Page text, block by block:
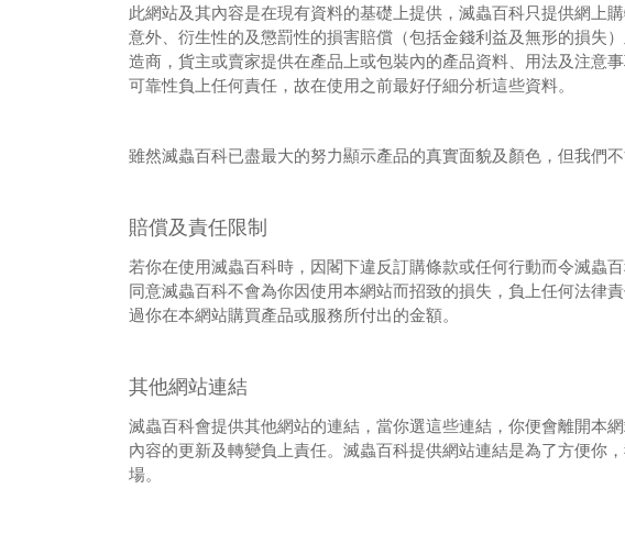
此網站及其內容是在現有資料的基礎上提供，滅蟲百科只提供網上
意外、衍生性的及懲罰性的損害賠償 （包括金錢利益及無形的損失
造商，貨主或賣家提供在產品上或包裝內的產品資料、用法及注意事
可靠性負上任何責任，故在使用之前最好仔細分析這些資料。
雖然滅蟲百科已盡最大的努力顯示產品的真實面貌及顏色，但我們
賠償及責任限制
若你在使用滅蟲百科時，因閣下違反訂購條款或任何行動而令滅蟲
同意滅蟲百科不會為你因使用本網站而招致的損失，負上任何法律
過你在本網站購買產品或服務所付出的金額。
其他網站連結
滅蟲百科會提供其他網站的連結，當你選這些連結，你便會離開本
內容的更新及轉變負上責任。滅蟲百科提供網站連結是為了方便你
場。